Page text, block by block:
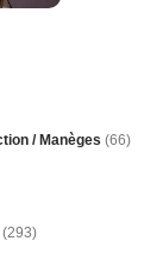
/ Manèges (66)
(293)